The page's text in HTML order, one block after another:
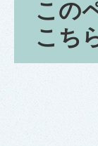
この
こち